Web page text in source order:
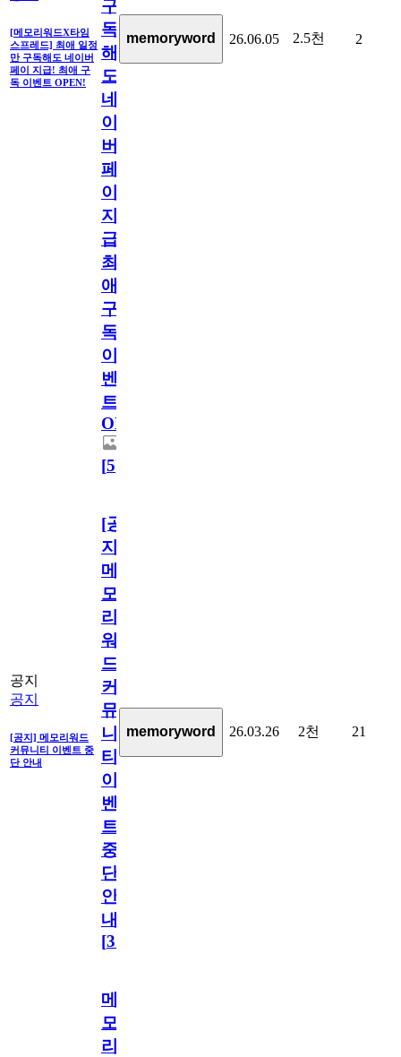
[메모리워드X타임
스프레드] 최애 일정
만 구독해도 네이버
페이 지급! 최애 구
독 이벤트 OPEN!
구
독
해
도
네
이
버
페
이
지
급!
최
애
구
독
이
벤
트
OPEN!
[5]
memoryword 26.06.05 2.5천 2
공지
공지
[공지] 메모리워드
커뮤니티 이벤트 중
단 안내
[공
지]
메
모
리
워
드
커
뮤
니
티
이
벤
트
중
단
안
내
[31
memoryword 26.03.26 2천 21
메
모
리